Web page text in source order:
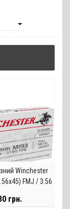
Winchester
FMJ / 3.56
грн.